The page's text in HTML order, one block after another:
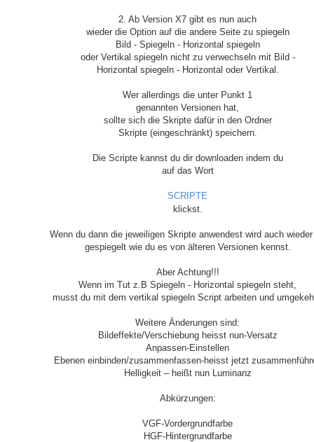
2. Ab Version X7 gibt es nun auch
wieder die Option auf die andere Seite zu spiegeln
Bild - Spiegeln - Horizontal spiegeln
oder Vertikal spiegeln nicht zu verwechseln mit Bild -
Horizontal spiegeln - Horizontal oder Vertikal.
Wer allerdings die unter Punkt 1
genannten Versionen hat,
sollte sich die Skripte dafür in den Ordner
Skripte (eingeschränkt) speichern.
Die Scripte kannst du dir downloaden indem du
auf das Wort
SCRIPTE
klickst.
Wenn du dann die jeweiligen Skripte anwendest wird auch
gespiegelt wie du es von älteren Versionen kennst.
Aber Achtung!!!
Wenn im Tut z.B Spiegeln - Horizontal spiegeln steht,
musst du mit dem vertikal spiegeln Script arbeiten und
Weitere Änderungen sind:
Bildeffekte/Verschiebung heisst nun-Versatz
Anpassen-Einstellen
Ebenen einbinden/zusammenfassen-heisst jetzt
Helligkeit – heißt nun Luminanz
Abkürzungen:
VGF-Vordergrundfarbe
HGF-Hintergrundfarbe